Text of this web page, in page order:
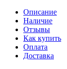
Описание
Наличие
Отзывы
Как купить
Оплата
Доставка